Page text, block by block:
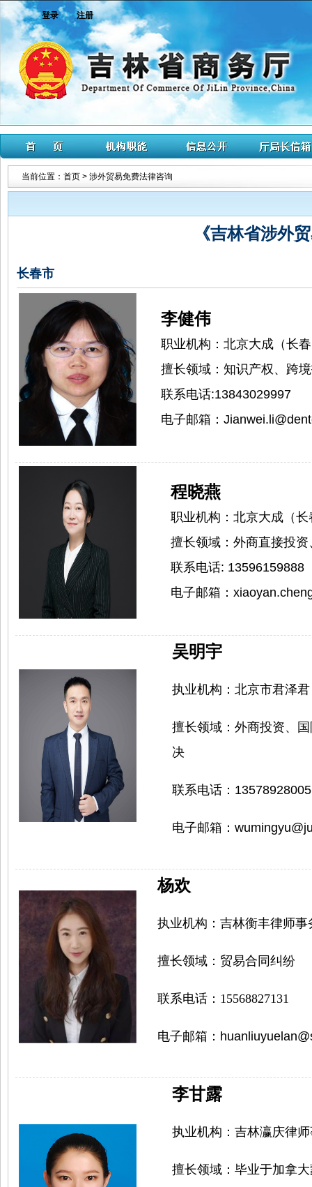
登录 注册
当前位置： 首页 > 涉外贸易免费法律咨询
《吉林省涉外
长春市
李健伟
职业机构：北京大成（长
擅长领域：知识产权、
联系电话
电子邮箱：
程晓燕
职业机构：北京大成（
擅长领域： 外商直接投
联系电话: 13596159888
电子邮箱：
吴明宇
执业机构： 北京市君泽
擅长领域： 外商投资、
决
联系电话： 13578928005
电子邮箱： w
杨欢
执业机构： 吉林衡丰律师事
擅长领域： 贸易合同纠纷
联系电话： 15568827131
电子邮箱：
李甘露
执业机构： 吉林瀛庆律
擅长领域： 毕业于加拿